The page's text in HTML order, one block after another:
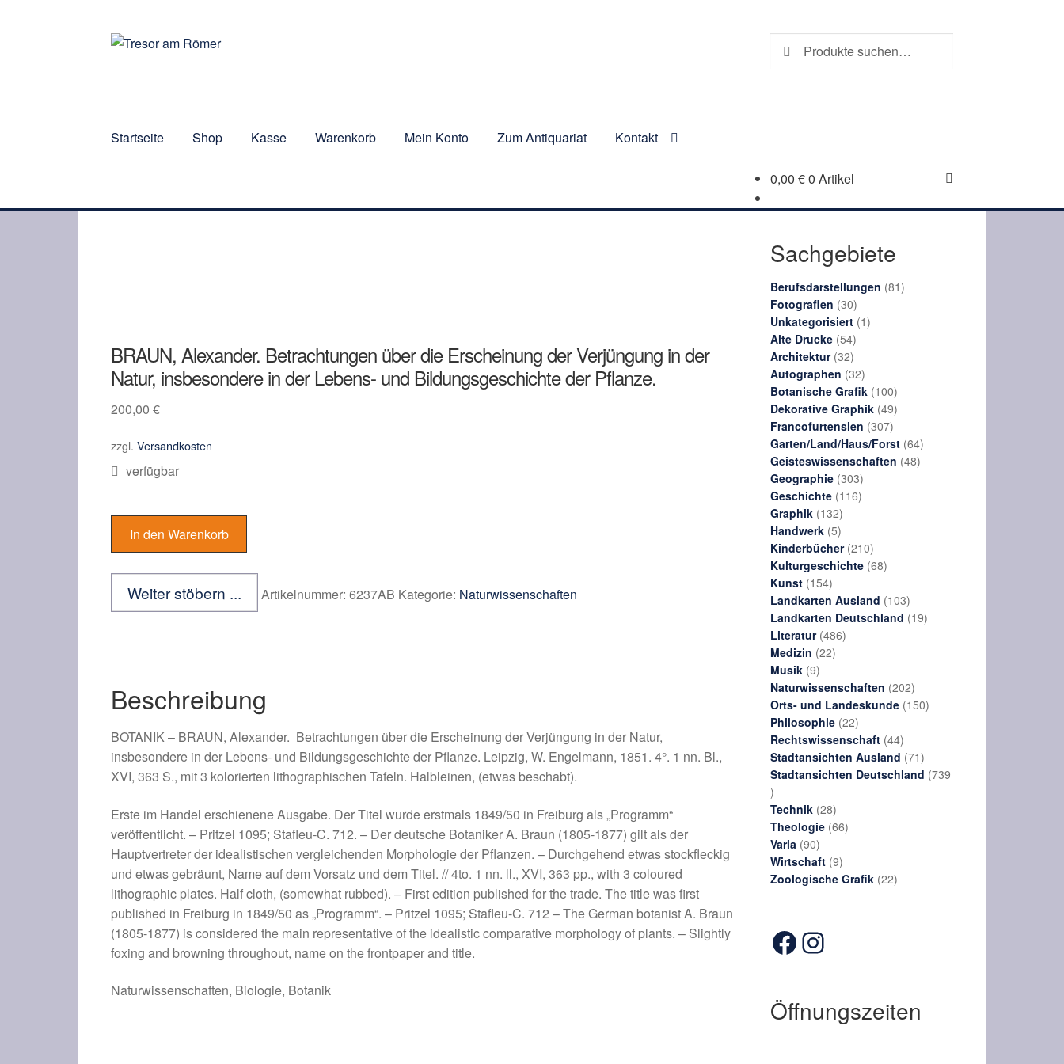
Zur
Zum
Suche
nach:
Suchen
Startseite Shop Kasse Warenkorb Mein Konto Zum Antiquariat Kontakt
0,00 €0 Artikel
BRAUN, Alexander. Betrachtungen über die Erscheinung der Verjüngung in der
Natur, insbesondere in der Lebens- und Bildungsgeschichte der Pflanze.
200,00€
zzgl.Versandkosten
verfügbar
Alexander.
Betrachtungen
die
Erscheinung
der
Natur,
in
der
Lebens-
und
Bildungsgeschichte
der
Pflanze.
Menge
In den Warenkorb
Weiter stöbern ... Artikelnummer:6237AB Kategorie: Naturwissenschaften
Beschreibung
BOTANIK – BRAUN, Alexander. Betrachtungen über die Erscheinung der Verjüngung in der Natur,
insbesondere in der Lebens- und Bildungsgeschichte der Pflanze. Leipzig, W. Engelmann, 1851. 4°. 1 nn. Bl.,
XVI, 363 S., mit 3 kolorierten lithographischen Tafeln. Halbleinen, (etwas beschabt).
Erste im Handel erschienene Ausgabe. Der Titel wurde erstmals 1849/50 in Freiburg als „Programm“
veröffentlicht. – Pritzel 1095; Stafleu-C. 712. – Der deutsche Botaniker A. Braun (1805-1877) gilt als der
Hauptvertreter der idealistischen vergleichenden Morphologie der Pflanzen. – Durchgehend etwas stockfleckig
und etwas gebräunt, Name auf dem Vorsatz und dem Titel. // 4to. 1 nn. ll., XVI, 363 pp., with 3 coloured
lithographic plates. Half cloth, (somewhat rubbed). – First edition published for the trade. The title was first
published in Freiburg in 1849/50 as „Programm“. – Pritzel 1095; Stafleu-C. 712 – The German botanist A. Braun
(1805-1877) is considered the main representative of the idealistic comparative morphology of plants. – Slightly
foxing and browning throughout, name on the frontpaper and title.
Naturwissenschaften, Biologie, Botanik
Sachgebiete
Berufsdarstellungen 8181
Fotografien 3030
Produkte
Unkategorisiert 11
Alte Drucke 5454
Produkte
Architektur 3232
Produkte
Autographen 3232
Produkte
Botanische Grafik 100100
Produkte
Dekorative Graphik 4949
Produkte
Francofurtensien 307307
Produkte
Garten/Land/Haus/Forst 6464
Produkte
Geisteswissenschaften 4848
Geographie 303303
Produkte
Geschichte 116116
Graphik 132132
Produkte
Handwerk 55
Produkte
Kinderbücher 210210
Produkte
Kulturgeschichte 6868
Kunst 154154
Produkte
Landkarten Ausland 103103
Produkte
Landkarten Deutschland 1919
Literatur 486486
Medizin 2222
Musik 99
Produkte
Naturwissenschaften 202202
Produkte
Orts- und Landeskunde 150150
Philosophie 2222
Produkte
Rechtswissenschaft 4444
Produkte
Stadtansichten Ausland 7171
Produkte
Stadtansichten Deutschland 739
739
Produkte
Technik 2828
Produkte
Theologie 6666
Varia 9090
Produkte
Wirtschaft 99
Produkte
Zoologische Grafik 2222
Facebook
Instagram
Öffnungszeiten